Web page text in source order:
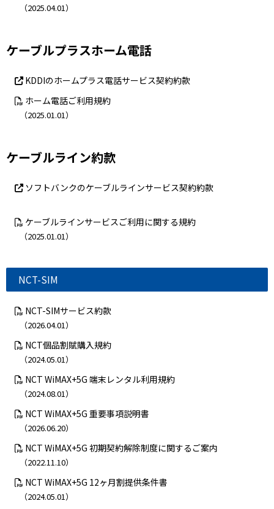
（2025.04.01）
ケーブルプラスホーム電話
KDDIのホームプラス電話サービス契約約款
ホーム電話ご利用規約
（2025.01.01）
ケーブルライン約款
ソフトバンクのケーブルラインサービス契約約款
ケーブルラインサービスご利用に関する規約
（2025.01.01）
NCT-SIM
NCT-SIMサービス約款
（2026.04.01）
NCT個品割賦購入規約
（2024.05.01）
NCT WiMAX+5G 端末レンタル利用規約
（2024.08.01）
NCT WiMAX+5G 重要事項説明書
（2026.06.20）
NCT WiMAX+5G 初期契約解除制度に関するご案内
（2022.11.10）
NCT WiMAX+5G 12ヶ月割提供条件書
（2024.05.01）